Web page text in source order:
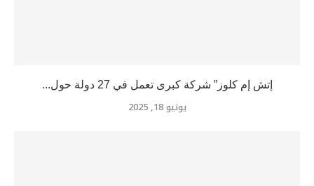
إتش إم كلوز” شركة كبرى تعمل في 27 دولة حول...
يونيو 18, 2025